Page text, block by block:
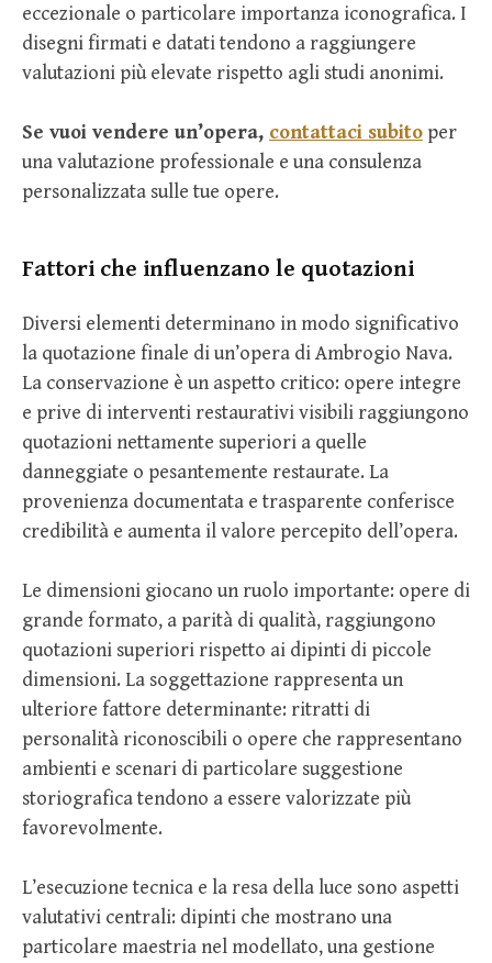
eccezionale o particolare importanza iconografica. I
disegni firmati e datati tendono a raggiungere
valutazioni più elevate rispetto agli studi anonimi.
Se vuoi vendere un’opera, contattaci subito per
una valutazione professionale e una consulenza
personalizzata sulle tue opere.
Fattori che influenzano le quotazioni
Diversi elementi determinano in modo significativo
la quotazione finale di un’opera di Ambrogio Nava.
La conservazione è un aspetto critico: opere integre
e prive di interventi restaurativi visibili raggiungono
quotazioni nettamente superiori a quelle
danneggiate o pesantemente restaurate. La
provenienza documentata e trasparente conferisce
credibilità e aumenta il valore percepito dell’opera.
Le dimensioni giocano un ruolo importante: opere di
grande formato, a parità di qualità, raggiungono
quotazioni superiori rispetto ai dipinti di piccole
dimensioni. La soggettazione rappresenta un
ulteriore fattore determinante: ritratti di
personalità riconoscibili o opere che rappresentano
ambienti e scenari di particolare suggestione
storiografica tendono a essere valorizzate più
favorevolmente.
L’esecuzione tecnica e la resa della luce sono aspetti
valutativi centrali: dipinti che mostrano una
particolare maestria nel modellato, una gestione